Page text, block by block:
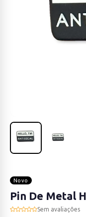
Novo
Pin De Metal
Sem avaliações